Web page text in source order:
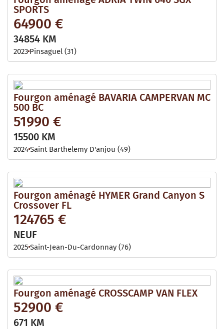
SPORTS
64900 €
34854 KM
2023 Pinsaguel (31)
Fourgon aménagé BAVARIA CAMPERVAN MC
500 BC
51990 €
15500 KM
2024Saint Barthelemy D'anjou (49)
Fourgon aménagé HYMER Grand Canyon S
Crossover FL
124765 €
NEUF
2025 Saint-Jean-Du-Cardonnay (76)
Fourgon aménagé CROSSCAMP VAN FLEX
52900 €
671 KM